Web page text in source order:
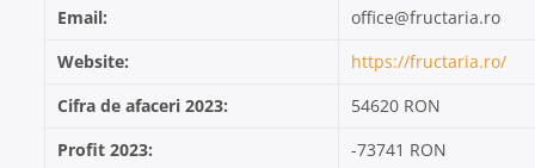
Email:
office@fructaria.ro
Website:
https://fructaria.ro/
Cifra de afaceri 2023:
54620 RON
Profit 2023:
-73741 RON